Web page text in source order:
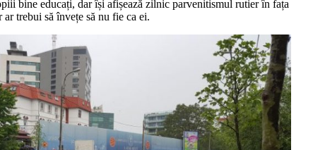
bine educați, dar își afișează zilnic parvenitismul rutier în fața
trebui să învețe să nu fie ca ei.